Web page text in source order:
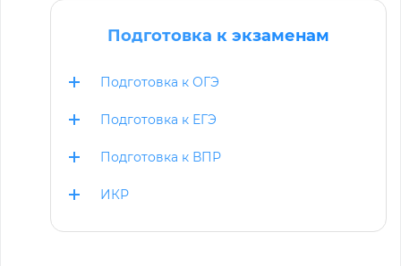
Подготовка к экзаменам
Подготовка к ОГЭ
Подготовка к ЕГЭ
Подготовка к ВПР
ИКР